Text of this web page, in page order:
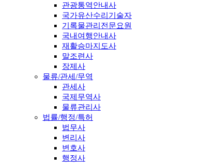
관광통역안내사
국가유산수리기술자
기록물관리전문요원
국내여행안내사
재활승마지도사
말조련사
장제사
물류/관세/무역
관세사
국제무역사
물류관리사
법률/행정/특허
법무사
변리사
변호사
행정사